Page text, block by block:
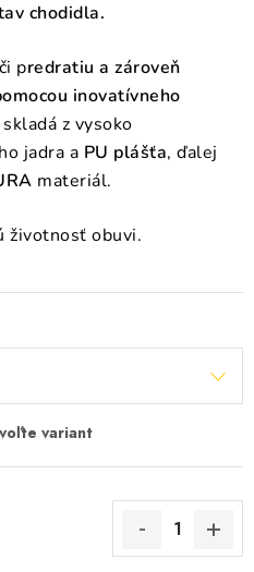
chodidla.
predratiu a zároveň
inovatívneho
z vysoko
jadra a PU plášťa, ďalej
materiál.
životnosť obuvi.